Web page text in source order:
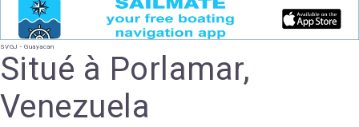
SVGJ - Guayacan
Situé à Porlamar,
Venezuela